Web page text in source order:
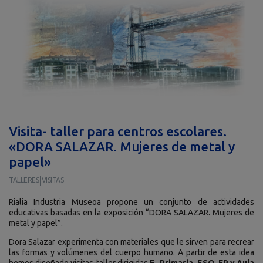
Visita- taller para centros escolares.
«DORA SALAZAR. Mujeres de metal y
papel»
TALLERES| VISITAS
Rialia Industria Museoa propone un conjunto de actividades
educativas basadas en la exposición “DORA SALAZAR. Mujeres de
metal y papel”.
Dora Salazar experimenta con materiales que le sirven para recrear
las formas y volúmenes del cuerpo humano. A partir de esta idea